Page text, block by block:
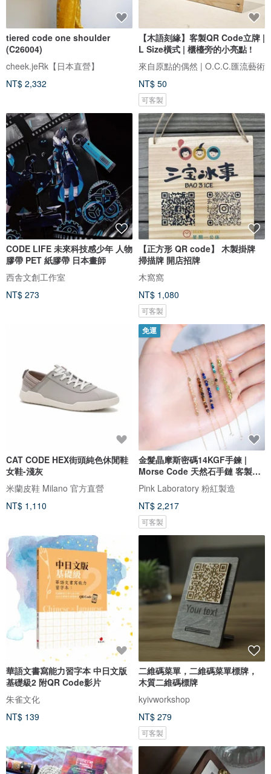
tiered code one shoulder
(C26004)
cheek.jeRk【日本直營】
NT$ 2,332
【木語刻緣】客製QR Code立牌 |
L Size橫式 | 櫃檯旁的小亮點 !
來自原點的偶然 | O.C.C.匯流藝術
NT$ 50
可客製
CODE LIFE 未來科技感少年 人物
膠帶 PET 紙膠帶 日本畫師
西舎文創工作室
NT$ 273
【正方形 QR code】 木製掛牌
掃描牌 開店招牌
木窩窩
NT$ 1,080
可客製
CAT CODE HEX街頭純色休閒鞋
女鞋-淺灰
米蘭皮鞋 Milano 官方直營
NT$ 1,110
免運
金髮晶摩斯密碼14KGF手鍊 |
Morse Code 天然石手鏈 客製化
禮物
Pink Laboratory 粉紅製造
NT$ 2,217
可客製
華語文書寫能力習字本 中日文版
基礎級2 附QR Code影片
朱雀文化
NT$ 139
二維碼菜單，二維碼菜單標牌，
木質二維碼標牌
kyivworkshop
NT$ 279
可客製